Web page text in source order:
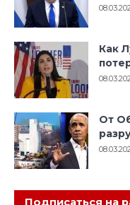
Как
От
Подписаться на